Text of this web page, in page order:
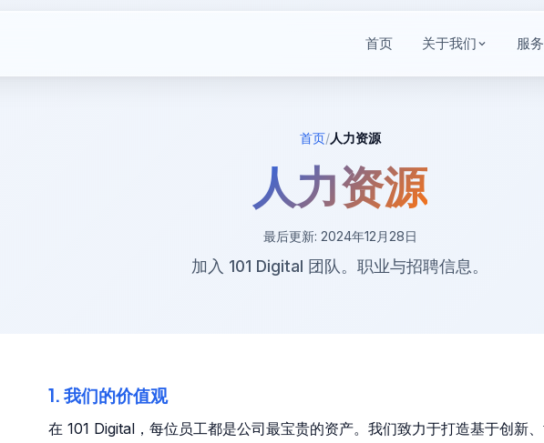
首页 关于我们 服务
首页/人力资源
人力资源
最后更新: 2024年12月28日
加入 101 Digital 团队。职业与招聘信息。
1. 我们的价值观
在 101 Digital，每位员工都是公司最宝贵的资产。我们致力于打造基于创新